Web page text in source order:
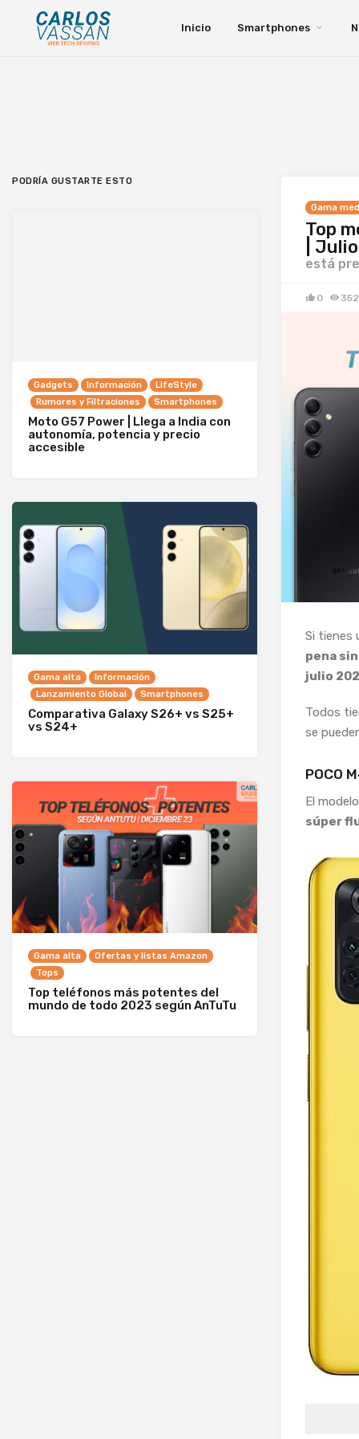
Inicio Smartphones
Gama
Top
|
está
0
Si tienes
pena
julio
Todos
se
POCO
El
súper
PODRÍA GUSTARTE ESTO
Gadgets Información
LifeStyle
Rumores y Filtraciones
Smartphones
Moto G57 Power | Llega a India con
autonomía, potencia y precio
accesible
Gama alta
Información
Lanzamiento Global
Smartphones
Comparativa Galaxy S26+ vs S25+
vs S24+
Gama alta
Ofertas y listas Amazon
Tops
Top teléfonos más potentes del
mundo de todo 2023 según AnTuTu